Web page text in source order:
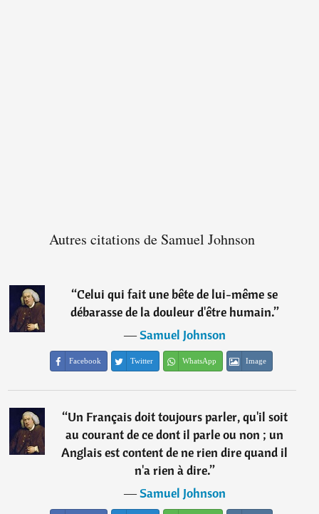
Autres citations de Samuel Johnson
“Celui qui fait une bête de lui-même se
débarasse de la douleur d'être humain.”
―Samuel Johnson
Facebook Twitter WhatsApp Image
“Un Français doit toujours parler, qu'il soit
au courant de ce dont il parle ou non ; un
Anglais est content de ne rien dire quand il
n'a rien à dire.”
―Samuel Johnson